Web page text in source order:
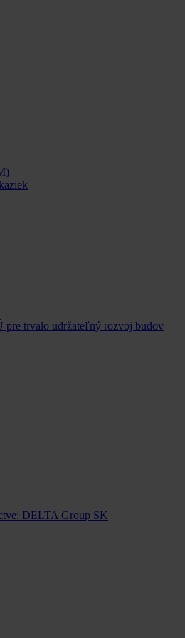
pre trvalo udržateľný rozvoj budov
DELTA Group SK